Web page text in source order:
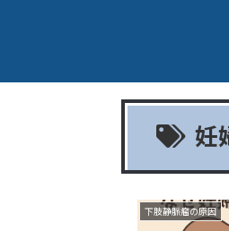
妊
下肢静脈瘤の原因